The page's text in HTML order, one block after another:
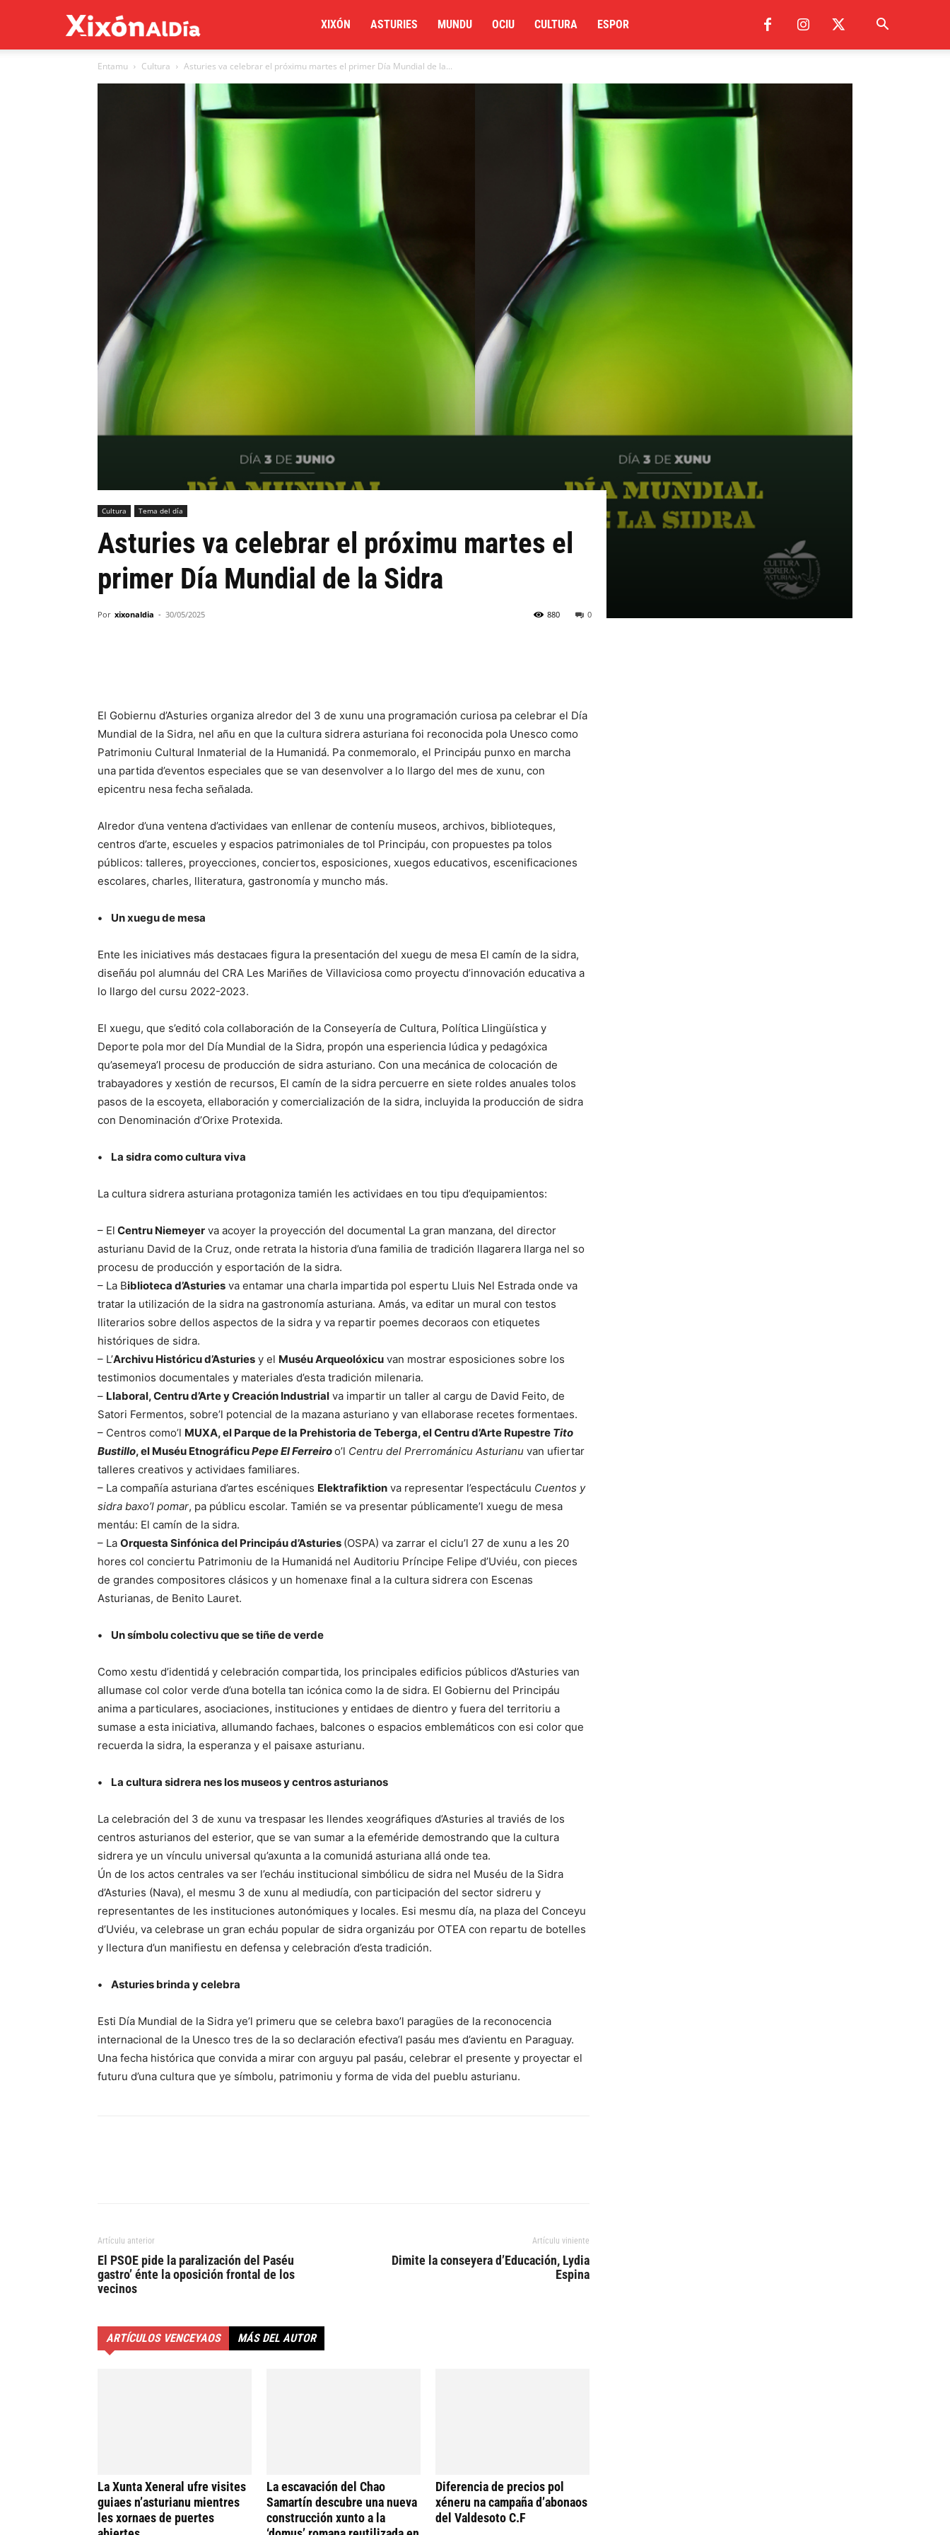
al
día
XIXÓN ASTURIES MUNDU OCIU CULTURA ESPOR
Entamu Cultura Asturies va celebrar el próximu martes el primer Día Mundial de la...
Cultura Tema del día
Asturies va celebrar el próximu martes el
primer Día Mundial de la Sidra
Por xixonaldia - 30/05/2025 0
880
El Gobiernu d’Asturies organiza alredor del 3 de xunu una programación curiosa pa celebrar el Día
Mundial de la Sidra, nel añu en que la cultura sidrera asturiana foi reconocida pola Unesco como
Patrimoniu Cultural Inmaterial de la Humanidá. Pa conmemoralo, el Principáu punxo en marcha
una partida d’eventos especiales que se van desenvolver a lo llargo del mes de xunu, con
epicentru nesa fecha señalada.
Alredor d’una ventena d’actividaes van enllenar de conteníu museos, archivos, biblioteques,
centros d’arte, escueles y espacios patrimoniales de tol Principáu, con propuestes pa tolos
públicos: talleres, proyecciones, conciertos, esposiciones, xuegos educativos, escenificaciones
escolares, charles, lliteratura, gastronomía y muncho más.
• Un xuegu de mesa
Ente les iniciatives más destacaes figura la presentación del xuegu de mesa El camín de la sidra,
diseñáu pol alumnáu del CRA Les Mariñes de Villaviciosa como proyectu d’innovación educativa a
lo llargo del cursu 2022-2023.
El xuegu, que s’editó cola collaboración de la Conseyería de Cultura, Política Llingüística y
Deporte pola mor del Día Mundial de la Sidra, propón una esperiencia lúdica y pedagóxica
qu’asemeya’l procesu de producción de sidra asturiano. Con una mecánica de colocación de
trabayadores y xestión de recursos, El camín de la sidra percuerre en siete roldes anuales tolos
pasos de la escoyeta, ellaboración y comercialización de la sidra, incluyida la producción de sidra
con Denominación d’Orixe Protexida.
• La sidra como cultura viva
La cultura sidrera asturiana protagoniza tamién les actividaes en tou tipu d’equipamientos:
– El Centru Niemeyer va acoyer la proyección del documental La gran manzana, del director
asturianu David de la Cruz, onde retrata la historia d’una familia de tradición llagarera llarga nel so
procesu de producción y esportación de la sidra.
– La Biblioteca d’Asturies va entamar una charla impartida pol espertu Lluis Nel Estrada onde va
tratar la utilización de la sidra na gastronomía asturiana. Amás, va editar un mural con testos
lliterarios sobre dellos aspectos de la sidra y va repartir poemes decoraos con etiquetes
históriques de sidra.
– L’Archivu Históricu d’Asturies y el Muséu Arqueolóxicu van mostrar esposiciones sobre los
testimonios documentales y materiales d’esta tradición milenaria.
– Llaboral, Centru d’Arte y Creación Industrial va impartir un taller al cargu de David Feito, de
Satori Fermentos, sobre’l potencial de la mazana asturiano y van ellaborase recetes formentaes.
– Centros como’l MUXA, el Parque de la Prehistoria de Teberga, el Centru d’Arte Rupestre Tito
Bustillo, el Muséu EtnográficuPepe El Ferreiroo’l Centru del Prerrománicu Asturianu van ufiertar
talleres creativos y actividaes familiares.
– La compañía asturiana d’artes escéniques Elektrafiktion va representar l’espectáculu Cuentos y
sidra baxo’l pomar, pa públicu escolar. Tamién se va presentar públicamente’l xuegu de mesa
mentáu: El camín de la sidra.
– La Orquesta Sinfónica del Principáu d’Asturies (OSPA) va zarrar el ciclu’l 27 de xunu a les 20
hores col conciertu Patrimoniu de la Humanidá nel Auditoriu Príncipe Felipe d’Uviéu, con pieces
de grandes compositores clásicos y un homenaxe final a la cultura sidrera con Escenas
Asturianas, de Benito Lauret.
• Un símbolu colectivu que se tiñe de verde
Como xestu d’identidá y celebración compartida, los principales edificios públicos d’Asturies van
allumase col color verde d’una botella tan icónica como la de sidra. El Gobiernu del Principáu
anima a particulares, asociaciones, instituciones y entidaes de dientro y fuera del territoriu a
sumase a esta iniciativa, allumando fachaes, balcones o espacios emblemáticos con esi color que
recuerda la sidra, la esperanza y el paisaxe asturianu.
• La cultura sidrera nes los museos y centros asturianos
La celebración del 3 de xunu va trespasar les llendes xeográfiques d’Asturies al traviés de los
centros asturianos del esterior, que se van sumar a la efeméride demostrando que la cultura
sidrera ye un vínculu universal qu’axunta a la comunidá asturiana allá onde tea.
Ún de los actos centrales va ser l’echáu institucional simbólicu de sidra nel Muséu de la Sidra
d’Asturies (Nava), el mesmu 3 de xunu al mediudía, con participación del sector sidreru y
representantes de les instituciones autonómiques y locales. Esi mesmu día, na plaza del Conceyu
d’Uviéu, va celebrase un gran echáu popular de sidra organizáu por OTEA con repartu de botelles
y llectura d’un manifiestu en defensa y celebración d’esta tradición.
• Asturies brinda y celebra
Esti Día Mundial de la Sidra ye’l primeru que se celebra baxo’l paragües de la reconocencia
internacional de la Unesco tres de la so declaración efectiva’l pasáu mes d’avientu en Paraguay.
Una fecha histórica que convida a mirar con arguyu pal pasáu, celebrar el presente y proyectar el
futuru d’una cultura que ye símbolu, patrimoniu y forma de vida del pueblu asturianu.
Artículu anterior
El PSOE pide la paralización del Paséu
gastro’ énte la oposición frontal de los
vecinos
Artículu viniente
Dimite la conseyera d’Educación, Lydia
Espina
ARTÍCULOS VENCEYAOS MÁS DEL AUTOR
La Xunta Xeneral ufre visites
guiaes n’asturianu mientres
les xornaes de puertes
La escavación del Chao
Samartín descubre una nueva
construcción xunto a la
Diferencia de precios pol
xéneru na campaña d’abonaos
del Valdesoto C.F